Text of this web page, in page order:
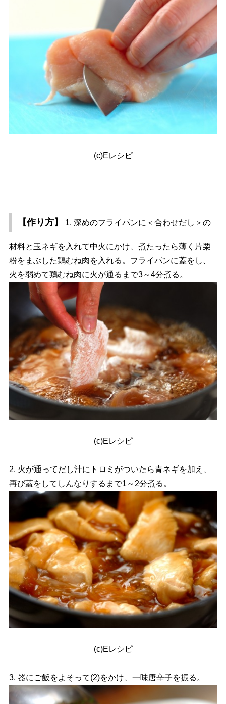
(c)Eレシピ
【作り方】 1. 深めのフライパンに＜合わせだし＞の
材料と玉ネギを入れて中火にかけ、煮たったら薄く片栗
粉をまぶした鶏むね肉を入れる。フライパンに蓋をし、
火を弱めて鶏むね肉に火が通るまで3～4分煮る。
(c)Eレシピ
2. 火が通ってだし汁にトロミがついたら青ネギを加え、
再び蓋をしてしんなりするまで1～2分煮る。
(c)Eレシピ
3. 器にご飯をよそって(2)をかけ、一味唐辛子を振る。